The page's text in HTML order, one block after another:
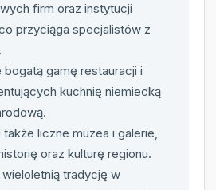
firm oraz instytucji
przyciąga specjalistów z
gamę restauracji i
kuchnię niemiecką
także liczne muzea i galerie,
oraz kulturę regionu.
tradycję w